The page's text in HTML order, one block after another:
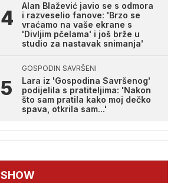
Alan Blažević javio se s odmora
i razveselio fanove: 'Brzo se
vraćamo na vaše ekrane s
'Divljim pčelama' i još brže u
studio za nastavak snimanja'
GOSPODIN SAVRŠENI
Lara iz 'Gospodina Savršenog'
podijelila s pratiteljima: 'Nakon
što sam pratila kako moj dečko
spava, otkrila sam...'
SHOW